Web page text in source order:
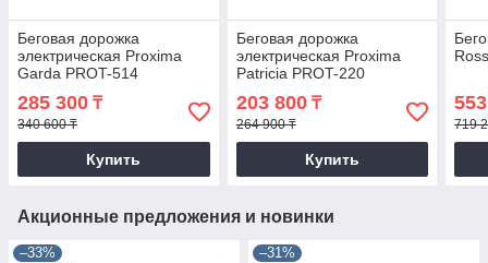
Беговая дорожка
электрическая Proxima
Garda PROT-514
285 300 ₸
340 600 ₸
Купить
Беговая дорожка
электрическая Proxima
Patricia PROT-220
203 800₸
264 900 ₸
Купить
719
Акционные предложения и новинки
–33% –31%